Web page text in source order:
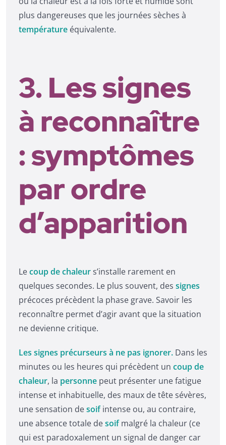
plus dangereuses que les journées sèches à
température équivalente.
3. Les signes
à reconnaître
: symptômes
par ordre
d’apparition
Lecoup de chaleurs’installe rarement en
quelques secondes. Le plus souvent, des signes
précoces précèdent la phase grave. Savoir les
reconnaître permet d’agir avant que la situation
ne devienne critique.
Les signes précurseurs à ne pas ignorer. Dans les
minutes ou les heures qui précèdent un coup de
chaleur, la personne peut présenter une fatigue
intense et inhabituelle, des maux de tête sévères,
une sensation desoifintense ou, au contraire,
une absence totale desoifmalgré la chaleur (ce
qui est paradoxalement un signal de danger car